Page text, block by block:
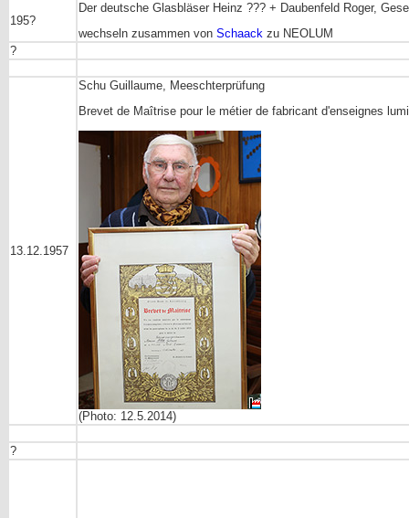
195?
Der deutsche Glasbläser Heinz ??? + Daubenfeld Roger,
wechseln zusammen von Schaack zu NEOLUM
?
13.12.1957
Schu Guillaume, Meeschterprüfung
Brevet de Maîtrise pour le métier de fabricant d'enseignes
(Photo: 12.5.2014)
?